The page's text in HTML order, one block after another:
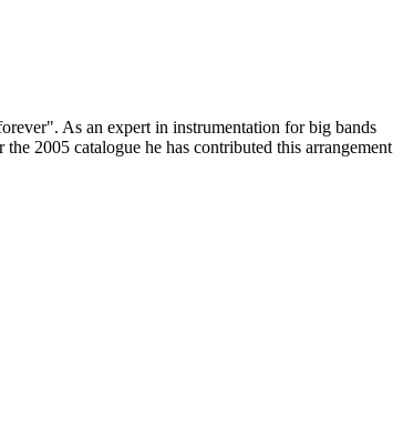
As an expert in instrumentation for big bands
2005 catalogue he has contributed this arrangement